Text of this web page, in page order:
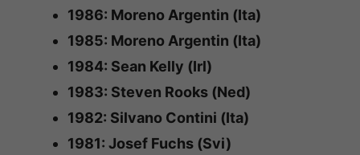
1986: Moreno Argentin (Ita)
1985: Moreno Argentin (Ita)
1984: Sean Kelly (Irl)
1983: Steven Rooks (Ned)
1982: Silvano Contini (Ita)
1981: Josef Fuchs (Svi)